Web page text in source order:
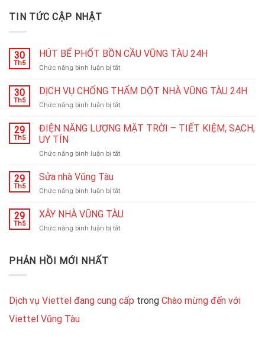
TIN TỨC CẬP NHẬT
30
Th5
HÚT BỂ PHỐT BỒN CẦU VŨNG TÀU 24H
Chức năng bình luận bị tắtở
BỂ
BỒN
VŨNG
30
Th5
DỊCH VỤ CHỐNG THẤM DỘT NHÀ VŨNG TÀU 24H
Chức năng bình luận bị tắtở
VỤ
CHỐNG
DỘT
24H
29
Th5
ĐIỆN NĂNG LƯỢNG MẶT TRỜI – TIẾT KIỆM, SẠCH,
UY TÍN
Chức năng bình luận bị tắtở
MẶT
29
Th5
Sửa nhà Vũng Tàu
Chức năng bình luận bị tắtở
nhà
Tàu
29
Th5
XÂY NHÀ VŨNG TÀU
Chức năng bình luận bị tắtở
PHẢN HỒI MỚI NHẤT
Dịch vụ Viettel đang cung cấp trong Chào mừng đến với
Viettel Vũng Tàu